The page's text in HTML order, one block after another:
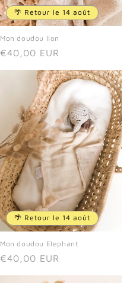
🌴 Retour le 14 août
Mon doudou lion
Prix
€40,00 EUR
🌴 Retour le 14 août
Mon doudou Elephant
Prix
€40,00 EUR